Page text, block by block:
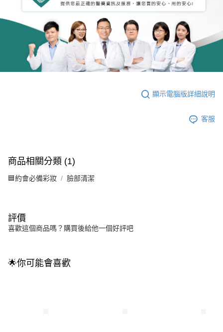
顯示電腦版詳細說明
客服
商品相關分類 (1)
🟦約會必備彩妝 臉部清潔
評價
喜歡這個商品嗎？購買後給他一個好評吧
🌟你可能會喜歡